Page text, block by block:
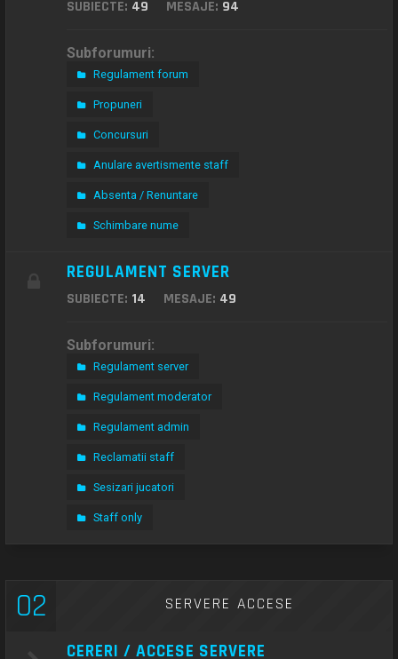
SUBIECTE: 49 MESAJE: 94
Subforumuri:
Regulament forum
Propuneri
Concursuri
Anulare avertismente staff
Absenta / Renuntare
Schimbare nume
REGULAMENT SERVER
SUBIECTE: 14 MESAJE: 49
Subforumuri:
Regulament server
Regulament moderator
Regulament admin
Reclamatii staff
Sesizari jucatori
Staff only
02 SERVERE ACCESE
CERERI / ACCESE SERVERE